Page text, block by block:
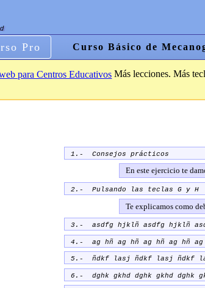
Pro Curso Básico de
para Centros Educativos Más lecciones. Más
1.- Consejos prácticos
En este ejercicio te
2.- Pulsando las teclas Gy H
Te explicamos como
3.- asdfg hjklñ asdfg hjklñ
4.- ag hñ ag hñ ag hñ ag hñ ag
5.- ñdkf lasj ñdkf lasj ñdkf
6.- dghk gkhd dghk gkhd dghk